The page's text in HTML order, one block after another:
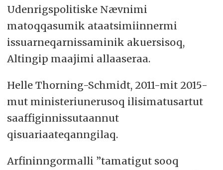
Udenrigspolitiske Nævnimi
matoqqasumik ataatsimiinnermi
issuarneqarnissaminik akuersisoq,
Altingip maajimi allaaseraa.
Helle Thorning-Schmidt, 2011-mit 2015-
mut ministeriunerusoq ilisimatusartut
saaffiginnissutaannut
qisuariaateqanngilaq.
Arfininngormalli ”tamatigut sooq